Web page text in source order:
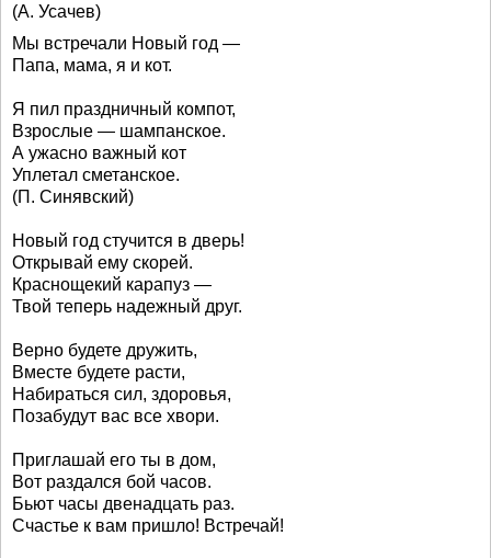
(А. Усачев)
Мы встречали Новый год —
Папа, мама, я и кот.
Я пил праздничный компот,
Взрослые — шампанское.
А ужасно важный кот
Уплетал сметанское.
(П. Синявский)
Новый год стучится в дверь!
Открывай ему скорей.
Краснощекий карапуз —
Твой теперь надежный друг.
Верно будете дружить,
Вместе будете расти,
Набираться сил, здоровья,
Позабудут вас все хвори.
Приглашай его ты в дом,
Вот раздался бой часов.
Бьют часы двенадцать раз.
Счастье к вам пришло! Встречай!